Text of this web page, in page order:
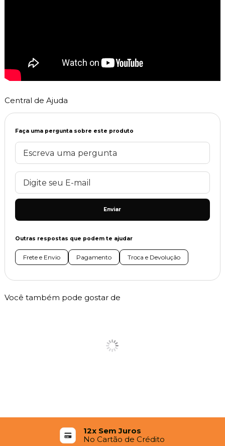
Central de Ajuda
Faça uma pergunta sobre este produto
Enviar
Outras respostas que podem te ajudar
Frete e Envio Pagamento Troca e Devolução
Você também pode gostar de
12x Sem Juros
No Cartão de Crédito